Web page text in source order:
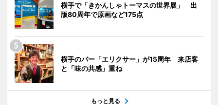
横手で「きかんしゃトーマスの世界展」 出
版80周年で原画など175点
横手のバー「エリクサー」が15周年 来店客
と「味の共感」重ね
もっと見る